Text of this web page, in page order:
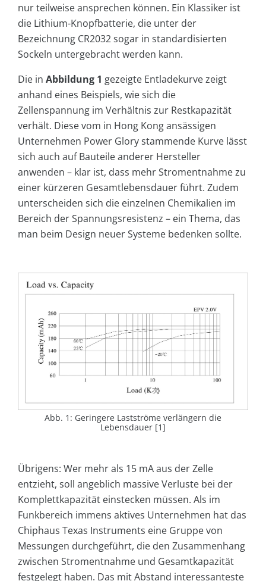
nur teilweise ansprechen können. Ein Klassiker ist
die Lithium-Knopfbatterie, die unter der
Bezeichnung CR2032 sogar in standardisierten
Sockeln untergebracht werden kann.
Die in Abbildung 1 gezeigte Entladekurve zeigt
anhand eines Beispiels, wie sich die
Zellenspannung im Verhältnis zur Restkapazität
verhält. Diese vom in Hong Kong ansässigen
Unternehmen Power Glory stammende Kurve lässt
sich auch auf Bauteile anderer Hersteller
anwenden – klar ist, dass mehr Stromentnahme zu
einer kürzeren Gesamtlebensdauer führt. Zudem
unterscheiden sich die einzelnen Chemikalien im
Bereich der Spannungsresistenz – ein Thema, das
man beim Design neuer Systeme bedenken sollte.
Abb. 1: Geringere Lastströme verlängern die
Lebensdauer [1]
Übrigens: Wer mehr als 15 mA aus der Zelle
entzieht, soll angeblich massive Verluste bei der
Komplettkapazität einstecken müssen. Als im
Funkbereich immens aktives Unternehmen hat das
Chiphaus Texas Instruments eine Gruppe von
Messungen durchgeführt, die den Zusammenhang
zwischen Stromentnahme und Gesamtkapazität
festgelegt haben. Das mit Abstand interessanteste